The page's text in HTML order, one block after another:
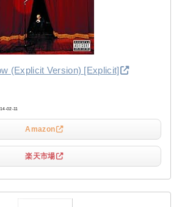
(Explicit Version) [Explicit]
02-11
Amazon
楽天市場